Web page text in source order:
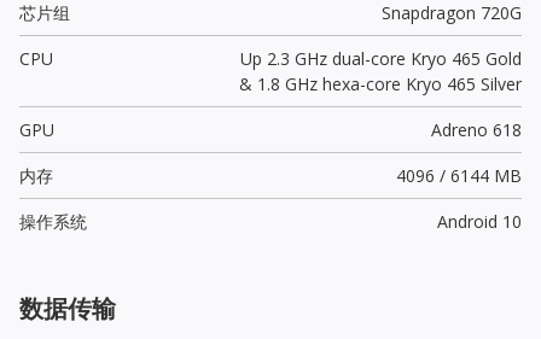
芯片组
Snapdragon 720G
CPU
Up 2.3 GHz dual-core Kryo 465 Gold
& 1.8 GHz hexa-core Kryo 465 Silver
GPU
Adreno 618
内存
4096 / 6144 MB
操作系统
Android 10
数据传输